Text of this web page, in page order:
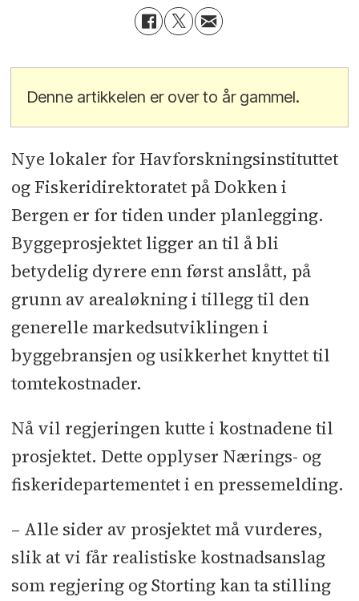
Denne artikkelen er over to år gammel.
Nye lokaler for Havforskningsinstituttet
og Fiskeridirektoratet på Dokken i
Bergen er for tiden under planlegging.
Byggeprosjektet ligger an til å bli
betydelig dyrere enn først anslått, på
grunn av arealøkning i tillegg til den
generelle markedsutviklingen i
byggebransjen og usikkerhet knyttet til
tomtekostnader.
Nå vil regjeringen kutte i kostnadene til
prosjektet. Dette opplyser Nærings- og
fiskeridepartementet i en pressemelding.
– Alle sider av prosjektet må vurderes,
slik at vi får realistiske kostnadsanslag
som regjering og Storting kan ta stilling